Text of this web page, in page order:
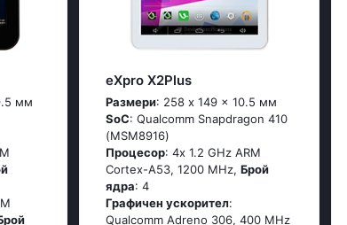
мм
eXpro X2Plus
Размери: 258 x 149 x 10.5 мм
SoC: Quаlсоmm Snарdrаgоn 410
(МSМ8916)
Процесор: 4х 1.2 GНz АRМ
Соrtех-А53, 1200 MHz,Брой
ядра: 4
Графичен ускорител:
Qualcomm Adreno 306, 400 MHz